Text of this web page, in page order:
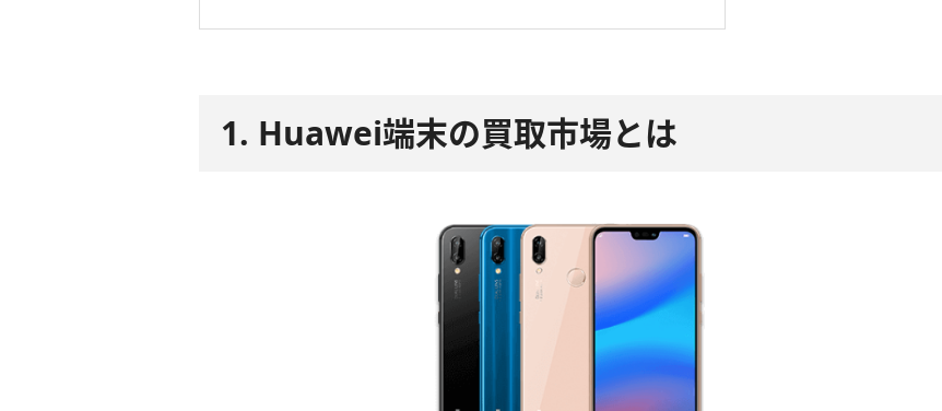
1. Huawei端末の買取市場とは